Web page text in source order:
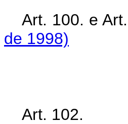
Art.
de 1998)
Art.